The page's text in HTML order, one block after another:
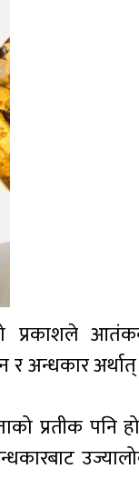
प्रकाशले
र अन्धकार
प्रतीक